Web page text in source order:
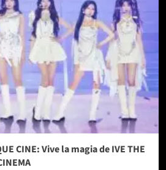
CINE: Vive la magia de IVE THE